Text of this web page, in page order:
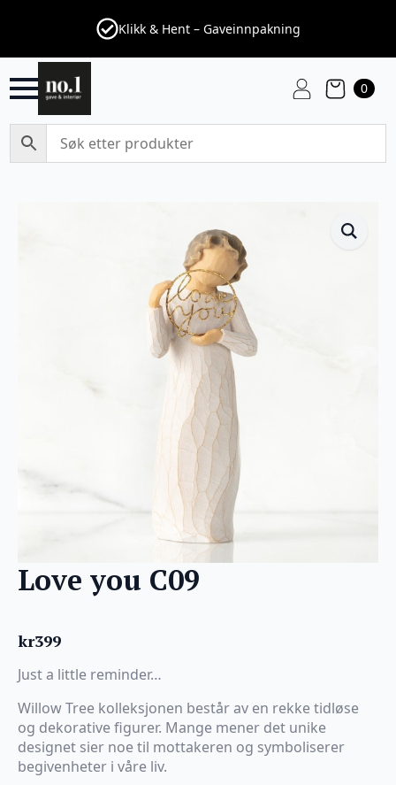
Klikk & Hent – Gaveinnpakning
0
Love you C09
kr399
Just a little reminder…
Willow Tree kolleksjonen består av en rekke tidløse
og dekorative figurer. Mange mener det unike
designet sier noe til mottakeren og symboliserer
begivenheter i våre liv.